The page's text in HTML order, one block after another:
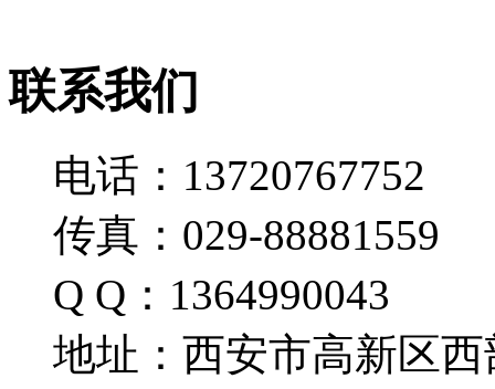
联系我们
电话：13720767752
传真：029-88881559
Q Q：1364990043
地址：西安市高新区西